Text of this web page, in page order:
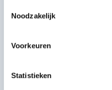
statement. Je kunt je
Noodzakelijk
Voorkeuren
Statistieken
programma Delftse